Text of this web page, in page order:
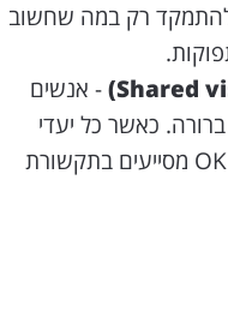
להתמקד רק במה שחשוב
- אנשים
כאשר כל יעדי
החברה שקופים לכולם ומתעדכנים בזמן אמת, ה- OKRs מסייעים בתקשורת